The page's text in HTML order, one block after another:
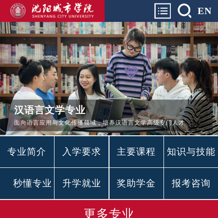
EN
汉语言文学专业
面向语言应用与文化传播领域，培养汉语言文学高级专门人才
专业简介 入学要求 主要课程 知识与技能
秒懂专业 升学就业 奖助学金 报考咨询
更多专业